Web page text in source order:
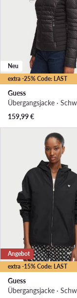
extra -25% Code: LAST
Neu
Guess
Übergangsjacke ·
159,99€
extra -15% Code: LAST
Angebot
Guess
Übergangsjacke ·